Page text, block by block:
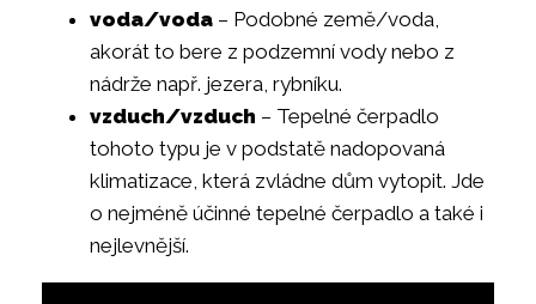
voda/voda – Podobné země/voda,
akorát to bere z podzemní vody nebo z
nádrže např. jezera, rybníku.
vzduch/vzduch – Tepelné čerpadlo
tohoto typu je v podstatě nadopovaná
klimatizace, která zvládne dům vytopit. Jde
o nejméně účinné tepelné čerpadlo a také i
nejlevnější.